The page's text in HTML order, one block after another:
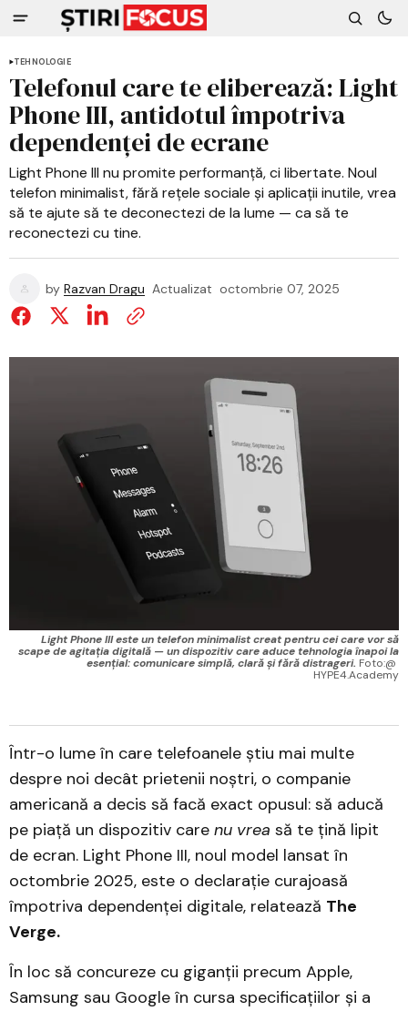
TEHNOLOGIE
Telefonul care te eliberează: Light
Phone III, antidotul împotriva
dependenței de ecrane
Light Phone III nu promite performanță, ci libertate. Noul
telefon minimalist, fără rețele sociale și aplicații inutile, vrea
să te ajute să te deconectezi de la lume — ca să te
reconectezi cu tine.
by Razvan Dragu Actualizat octombrie 07, 2025
Light Phone III este un telefon minimalist creat pentru cei care vor să
scape de agitația digitală — un dispozitiv care aduce tehnologia înapoi la
esențial: comunicare simplă, clară și fără distrageri. Foto:@
HYPE4.Academy
Într-o lume în care telefoanele știu mai multe
despre noi decât prietenii noștri, o companie
americană a decis să facă exact opusul: să aducă
pe piață un dispozitiv care nu vrea să te țină lipit
de ecran. Light Phone III, noul model lansat în
octombrie 2025, este o declarație curajoasă
împotriva dependenței digitale, relatează The
Verge.
În loc să concureze cu giganții precum Apple,
Samsung sau Google în cursa specificațiilor și a